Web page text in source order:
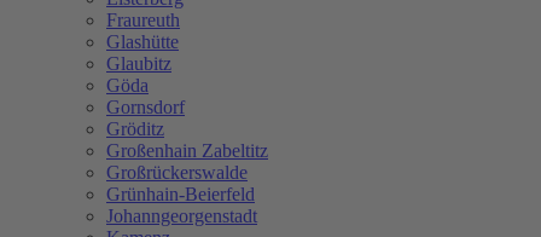
Fraureuth
Glashütte
Glaubitz
Göda
Gornsdorf
Gröditz
Großenhain Zabeltitz
Großrückerswalde
Grünhain-Beierfeld
Johanngeorgenstadt